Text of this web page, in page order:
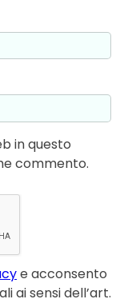
in questo
commento.
e acconsento
ai sensi dell’art.